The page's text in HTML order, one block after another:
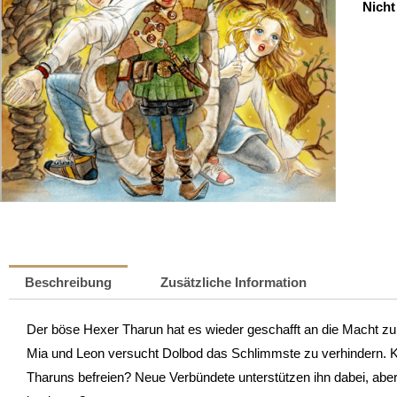
Beschreibung Zusätzliche Information
Der böse Hexer Tharun hat es wieder geschafft an die Macht
Mia und Leon versucht Dolbod das Schlimmste zu verhindern.
Tharuns befreien? Neue Verbündete unterstützen ihn dabei,